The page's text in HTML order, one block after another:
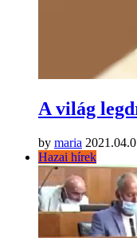
A világ
by maria
Hazai hírek